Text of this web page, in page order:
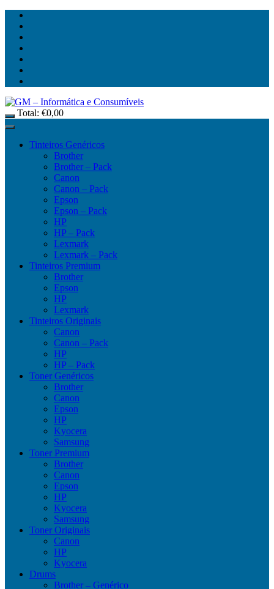
Total: €0,00
Tinteiros Genéricos
Brother
Brother – Pack
Canon
Canon – Pack
Epson
Epson – Pack
HP
HP – Pack
Lexmark
Lexmark – Pack
Tinteiros Premium
Brother
Epson
HP
Lexmark
Tinteiros Originais
Canon
Canon – Pack
HP
HP – Pack
Toner Genéricos
Brother
Canon
Epson
HP
Kyocera
Samsung
Toner Premium
Brother
Canon
Epson
HP
Kyocera
Samsung
Toner Originais
Canon
HP
Kyocera
Drums
Brother – Genérico